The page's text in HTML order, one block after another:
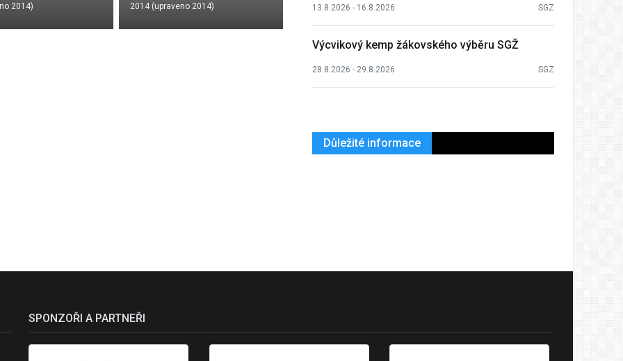
2014) 2014 (upraveno 2014) 13.8.2026 - 16.8.2026 SGZ
Výcvikový kemp žákovského výběru SGŽ
28.8.2026 - 29.8.2026 SGZ
Důležité informace
SPONZOŘI A PARTNEŘI